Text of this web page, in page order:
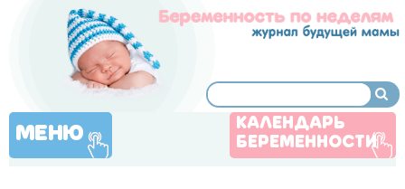
МЕНЮ
КАЛЕНДАРЬ
БЕРЕМЕННОСТИ